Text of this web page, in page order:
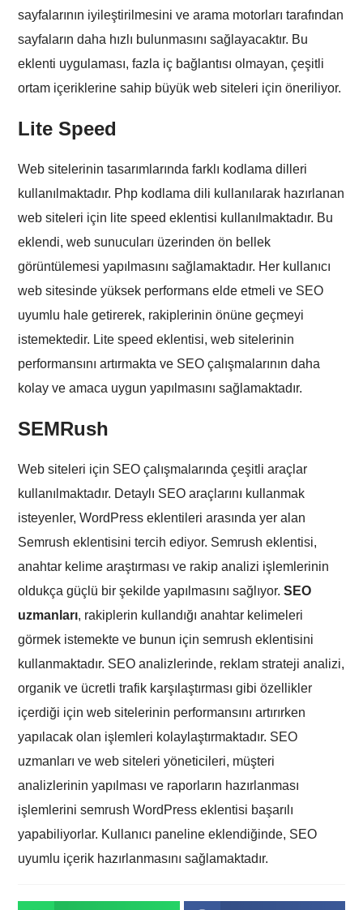
sayfalarının iyileştirilmesini ve arama motorları tarafından
sayfaların daha hızlı bulunmasını sağlayacaktır. Bu
eklenti uygulaması, fazla iç bağlantısı olmayan, çeşitli
ortam içeriklerine sahip büyük web siteleri için öneriliyor.
Lite Speed
Web sitelerinin tasarımlarında farklı kodlama dilleri
kullanılmaktadır. Php kodlama dili kullanılarak hazırlanan
web siteleri için lite speed eklentisi kullanılmaktadır. Bu
eklendi, web sunucuları üzerinden ön bellek
görüntülemesi yapılmasını sağlamaktadır. Her kullanıcı
web sitesinde yüksek performans elde etmeli ve SEO
uyumlu hale getirerek, rakiplerinin önüne geçmeyi
istemektedir. Lite speed eklentisi, web sitelerinin
performansını artırmakta ve SEO çalışmalarının daha
kolay ve amaca uygun yapılmasını sağlamaktadır.
SEMRush
Web siteleri için SEO çalışmalarında çeşitli araçlar
kullanılmaktadır. Detaylı SEO araçlarını kullanmak
isteyenler, WordPress eklentileri arasında yer alan
Semrush eklentisini tercih ediyor. Semrush eklentisi,
anahtar kelime araştırması ve rakip analizi işlemlerinin
oldukça güçlü bir şekilde yapılmasını sağlıyor.SEO
uzmanları, rakiplerin kullandığı anahtar kelimeleri
görmek istemekte ve bunun için semrush eklentisini
kullanmaktadır. SEO analizlerinde, reklam strateji analizi,
organik ve ücretli trafik karşılaştırması gibi özellikler
içerdiği için web sitelerinin performansını artırırken
yapılacak olan işlemleri kolaylaştırmaktadır. SEO
uzmanları ve web siteleri yöneticileri, müşteri
analizlerinin yapılması ve raporların hazırlanması
işlemlerini semrush WordPress eklentisi başarılı
yapabiliyorlar. Kullanıcı paneline eklendiğinde, SEO
uyumlu içerik hazırlanmasını sağlamaktadır.